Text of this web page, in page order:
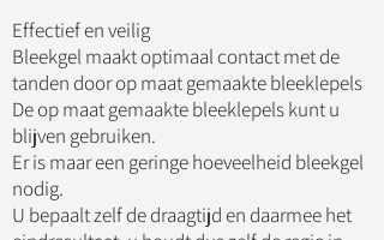
Effectief en veilig
Bleekgel maakt optimaal contact met de
tanden door op maat gemaakte bleeklepels
De op maat gemaakte bleeklepels kunt u
blijven gebruiken.
Er is maar een geringe hoeveelheid bleekgel
nodig.
U bepaalt zelf de draagtijd en daarmee het